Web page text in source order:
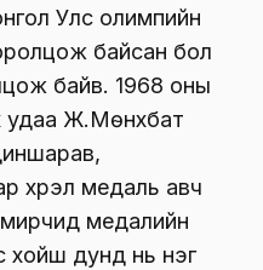
Улс олимпийн
байсан бол
байв. 1968 оны
удаа Ж.Мөнхбат
хүрэл медаль авч
медалийн
хойш дунд нь нэг